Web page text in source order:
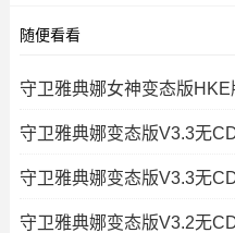
随便看看
守卫雅典娜变态版V3.3无
守卫雅典娜变态版V3.3无
守卫雅典娜变态版V3.2无